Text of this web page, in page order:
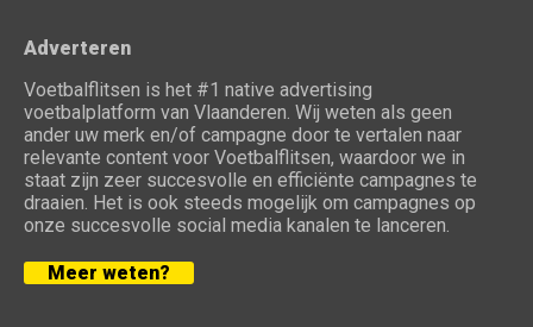
Adverteren
Voetbalflitsen is het #1 native advertising
voetbalplatform van Vlaanderen. Wij weten als geen
ander uw merk en/of campagne door te vertalen naar
relevante content voor Voetbalflitsen, waardoor we in
staat zijn zeer succesvolle en efficiënte campagnes te
draaien. Het is ook steeds mogelijk om campagnes op
onze succesvolle social media kanalen te lanceren.
Meer weten?